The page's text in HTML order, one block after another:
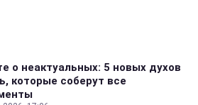
о неактуальных: 5 новых духов
которые соберут все